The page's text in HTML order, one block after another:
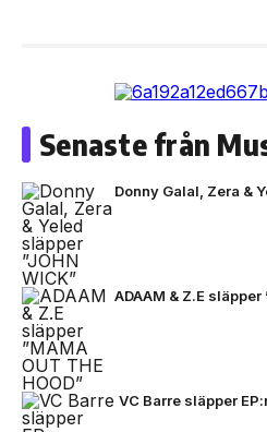
Senaste från
Donny Galal, Zera &
ADAAM & Z.E släpper
VC Barre släpper